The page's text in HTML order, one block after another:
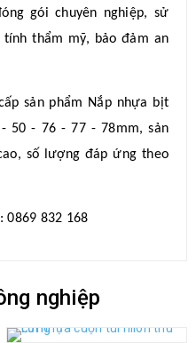
gói chuyên nghiệp, sử
thẩm mỹ, bảo đảm an
sản phẩm Nắp nhựa bịt
50 - 76 - 77 - 78mm, sản
số lượng đáp ứng theo
0869 832 168
nghiệp